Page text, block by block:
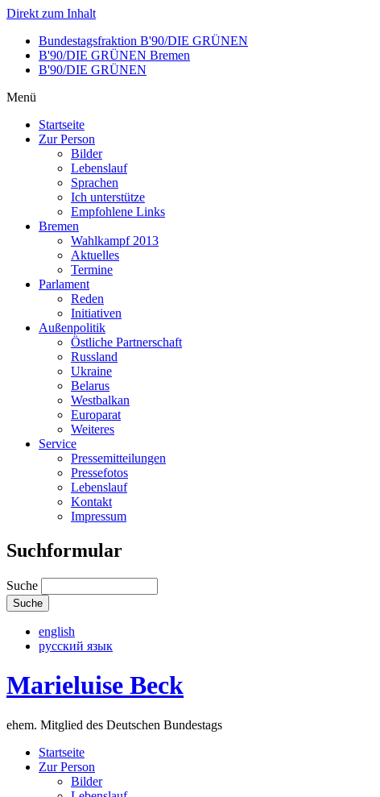
Direkt zum Inhalt
Bundestagsfraktion B'90/DIE GRÜNEN
B'90/DIE GRÜNEN Bremen
B'90/DIE GRÜNEN
Menü
Startseite
Zur Person
Bilder
Lebenslauf
Sprachen
Ich unterstütze
Empfohlene Links
Bremen
Wahlkampf 2013
Aktuelles
Termine
Parlament
Reden
Initiativen
Außenpolitik
Östliche Partnerschaft
Russland
Ukraine
Belarus
Westbalkan
Europarat
Weiteres
Service
Pressemitteilungen
Pressefotos
Lebenslauf
Kontakt
Impressum
Suchformular
Suche
english
русский язык
Marieluise Beck
ehem. Mitglied des Deutschen Bundestags
Startseite
Zur Person
Bilder